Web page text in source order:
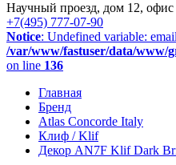
Научный проезд, дом 12, офис
+7(495) 777-07-90
Notice: Undefined variable:
/var/www/fastuser/data/www/
on line 136
Главная
Бренд
Atlas Concorde Italy
Клиф / Klif
Декор AN7F Klif Dark